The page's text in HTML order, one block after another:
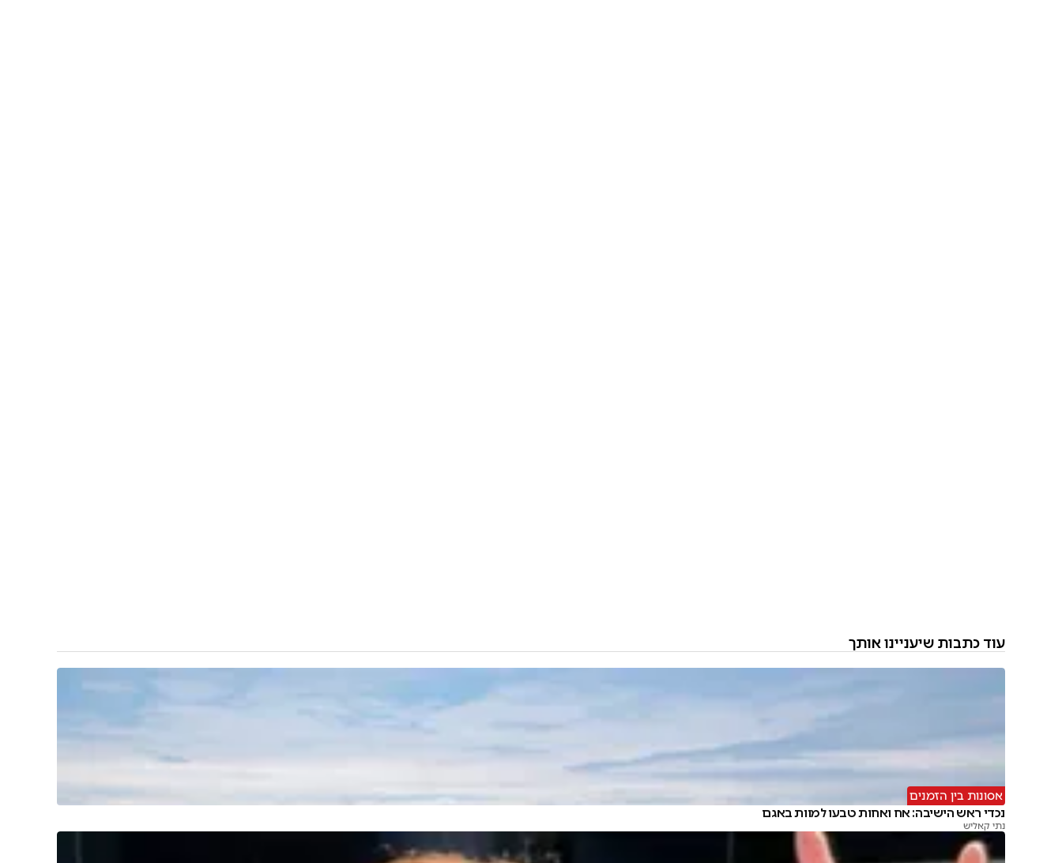
עוד כתבות שיעניינו אותך
אסונות בין הזמנים
נכדי ראש הישיבה: אח ואחות טבעו למוות באגם
נתי קאליש